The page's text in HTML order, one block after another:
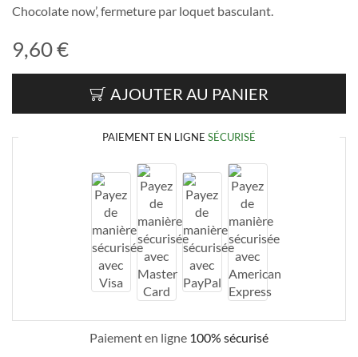
Chocolate now’, fermeture par loquet basculant.
9,60€
AJOUTER AU PANIER
PAIEMENT EN LIGNE SÉCURISÉ
Paiement en ligne 100% sécurisé